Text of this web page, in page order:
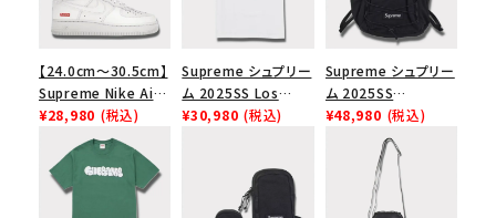
【24.0cm～30.5cm】
Supreme Nike Air
Force 1 Low シュプ
リーム ナイキエアフォ
ース１スニーカー シ
ューズ ホワイト
¥28,980 (税込)
Supreme シュプリー
ム 2025SS Los
Angeles Fire Relief
スロゴTシャツ ホワ
¥30,980 (税込)
Supreme シュプリー
ム 2025SS
Backpack バックパッ
ク ブラック 黒
¥48,980 (税込)